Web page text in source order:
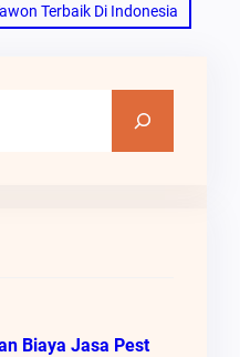
Terbaik Di Indonesia
Biaya Jasa Pest